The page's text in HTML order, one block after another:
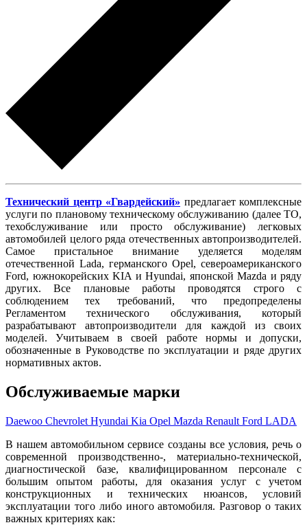
Технический центр «Гвардейский» предлагает комплексные
услуги по плановому техническому обслуживанию (далее ТО,
техобслуживание или просто обслуживание) легковых
автомобилей целого ряда отечественных автопроизводителей.
Самое пристальное внимание уделяется моделям
отечественной Lada, германского Opel, североамериканского
Ford, южнокорейских KIA и Hyundai, японской Mazda и ряду
других. Все плановые работы проводятся строго с
соблюдением тех требований, что предопределены
Регламентом технического обслуживания, который
разрабатывают автопроизводители для каждой из своих
моделей. Учитываем в своей работе нормы и допуски,
обозначенные в Руководстве по эксплуатации и ряде других
нормативных актов.
Обслуживаемые марки
Daewoo Chevrolet Hyundai Kia Opel Mazda Renault Ford LADA
В нашем автомобильном сервисе созданы все условия, речь о
современной производственно-, материально-технической,
диагностической базе, квалифицированном персонале с
большим опытом работы, для оказания услуг с учетом
конструкционных и технических нюансов, условий
эксплуатации того либо иного автомобиля. Разговор о таких
важных критериях как: